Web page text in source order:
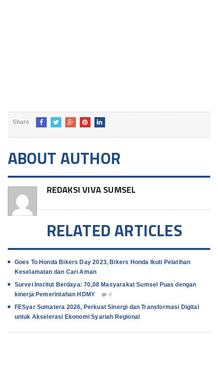
Share
ABOUT AUTHOR
REDAKSI VIVA SUMSEL
RELATED ARTICLES
Goes To Honda Bikers Day 2023, Bikers Honda Ikuti Pelatihan
Keselamatan dan Cari Aman
Survei Institut Berdaya: 70,08 Masyarakat Sumsel Puas dengan
kinerja Pemerintahan HDMY
0
FESyar Sumatera 2026, Perkuat Sinergi dan Transformasi Digital
untuk Akselerasi Ekonomi Syariah Regional